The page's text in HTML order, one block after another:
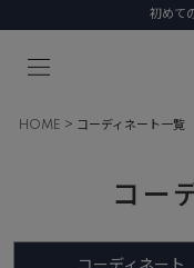
初めて
HOME コーディネート一覧
コー